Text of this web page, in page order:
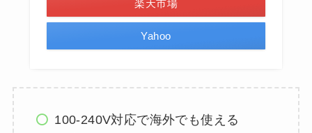
楽天市場
Yahoo
100-240V対応で海外でも使える